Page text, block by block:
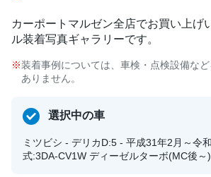
カーポートマルゼン全店でお買い上げ
ル装着写真ギャラリーです。
装着事例については、車検・点検設備な
ありません。
選択中の車
ミツビシ - デリカD:5 - 平成31年2月～令
式:3DA-CV1W ディーゼルターボ(MC後～